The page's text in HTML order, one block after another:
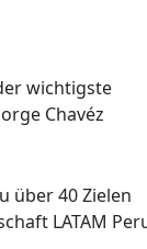
wichtigste
Chavéz
über 40 Zielen
LATAM